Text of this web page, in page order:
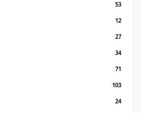
53
12
27
34
71
103
24